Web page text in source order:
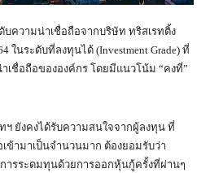
ความน่าเชื่อถือจากบริษัท ทริสเรทติ้ง
ในระดับที่ลงทุนได้ (Investment Grade) ที่
เชื่อถือขององค์กร โดยมีแนวโน้ม “คงที่”
ยังคงได้รับความสนใจจากผู้ลงทุน ที่
ข้ามาเป็นจำนวนมาก ต้องยอมรับว่า
รระดมทุนด้วยการออกหุ้นกู้ครั้งที่ผ่านๆ